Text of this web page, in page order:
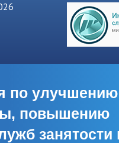
по улучшению
повышению
занятости